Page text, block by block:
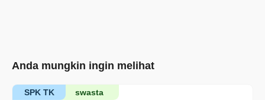
Anda mungkin ingin melihat
swasta
SPK TK